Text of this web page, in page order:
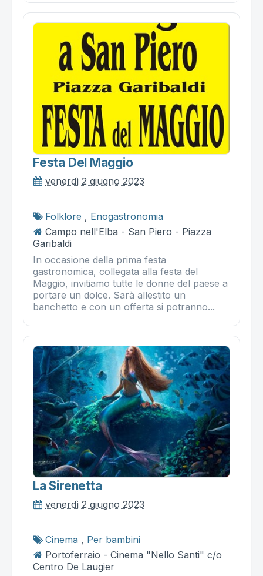
Festa Del Maggio
venerdì 2 giugno 2023
Folklore , Enogastronomia
Campo nell'Elba - San Piero - Piazza
Garibaldi
In occasione della prima festa
gastronomica, collegata alla festa del
Maggio, invitiamo tutte le donne del paese a
portare un dolce. Sarà allestito un
banchetto e con un offerta si potranno...
La Sirenetta
venerdì 2 giugno 2023
Cinema , Per bambini
Portoferraio - Cinema "Nello Santi" c/o
Centro De Laugier